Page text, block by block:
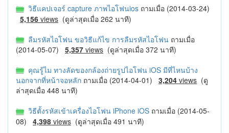
วิธีแคปเจอร์ capture ภาพไอโฟนios ถามเมื่อ (2014-03-24)
5,156 views (ดูล่าสุดเมื่อ 262 นาที)
ลืมรหัสไอโฟน ขอวิธีแก้ไข การลืมรหัสไอโฟน ถามเมื่อ
(2014-05-07) 5,357 views (ดูล่าสุดเมื่อ 372 นาที)
คุณรู้ไม ทางลัดของกล้องถ่ายรูปไอโฟน iOS มีที่ไหนบ้าง
นอกจากที่หน้าจอหลัก ถามเมื่อ (2014-04-01) 3,204 views (ดู
ล่าสุดเมื่อ 448 นาที)
วิธีตั้งรหัสเข้าเครื่องไอโฟน iPhone iOS ถามเมื่อ (2014-05-
08) 4,398 views (ดูล่าสุดเมื่อ 491 นาที)